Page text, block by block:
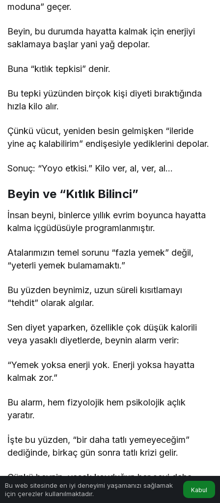
moduna” geçer.
Beyin, bu durumda hayatta kalmak için enerjiyi
saklamaya başlar yani yağ depolar.
Buna “kıtlık tepkisi” denir.
Bu tepki yüzünden birçok kişi diyeti bıraktığında
hızla kilo alır.
Çünkü vücut, yeniden besin gelmişken “ileride
yine aç kalabilirim” endişesiyle yediklerini depolar.
Sonuç: “Yoyo etkisi.” Kilo ver, al, ver, al…
Beyin ve “Kıtlık Bilinci”
İnsan beyni, binlerce yıllık evrim boyunca hayatta
kalma içgüdüsüyle programlanmıştır.
Atalarımızın temel sorunu “fazla yemek” değil,
“yeterli yemek bulamamaktı.”
Bu yüzden beynimiz, uzun süreli kısıtlamayı
“tehdit” olarak algılar.
Sen diyet yaparken, özellikle çok düşük kalorili
veya yasaklı diyetlerde, beynin alarm verir:
“Yemek yoksa enerji yok. Enerji yoksa hayatta
kalmak zor.”
Bu alarm, hem fizyolojik hem psikolojik açlık
yaratır.
İşte bu yüzden, “bir daha tatlı yemeyeceğim”
dediğinde, birkaç gün sonra tatlı krizi gelir.
Çünkü beynin, yasak koyduğun her şeyi daha
çekici hâle getirir.
Bu web sitesinde en iyi deneyimi yaşamanızı sağlamak
için çerezler kullanılmaktadır.
Kabul